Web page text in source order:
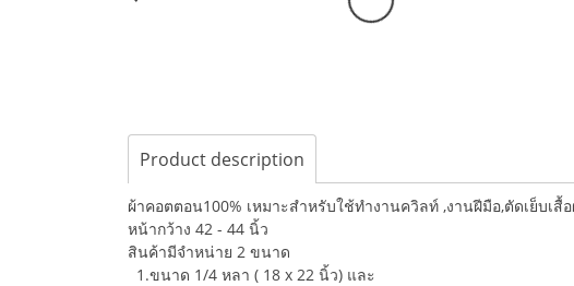
Product description
ผ้าคอตตอน100% เหมาะสำหรับใช้ทำงานควิลท์ ,งานฝีมือ,ตัดเย็บเสื้อ
หน้ากว้าง 42 - 44 นิ้ว
สินค้ามีจำหน่าย 2 ขนาด
1.ขนาด 1/4 หลา ( 18 x 22 นิ้ว) และ